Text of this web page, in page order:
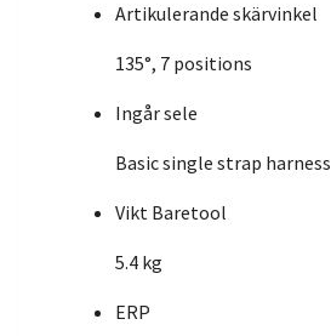
Artikulerande skärvinkel
135°, 7 positions
Ingår sele
Basic single strap harness
Vikt Baretool
5.4 kg
ERP